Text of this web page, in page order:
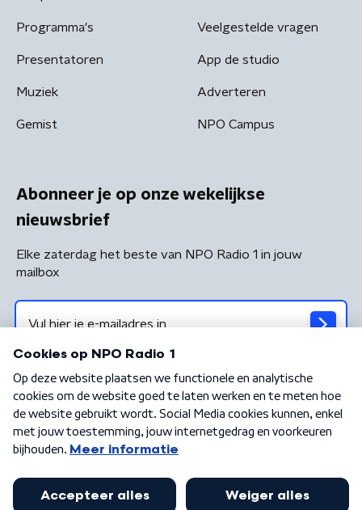
Programma's
Presentatoren
Muziek
Gemist
Veelgestelde vragen
App de studio
Adverteren
NPO Campus
Abonneer je op onze wekelijkse
nieuwsbrief
Elke zaterdag het beste van NPO Radio 1 in jouw
mailbox
Algemene voorwaarden